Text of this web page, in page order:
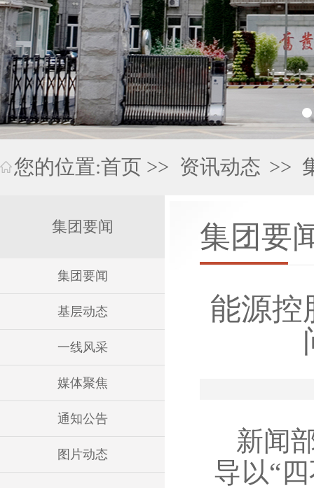
您的位置:首页 >> 资讯动态 >>
集团要闻
集团要闻
基层动态
一线风采
媒体聚焦
通知公告
图片动态
集团要
能源控
新闻
导以“